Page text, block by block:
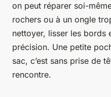
on peut réparer soi-
rochers ou à un ongle
nettoyer, lisser les bords
précision. Une petite
sac, c’est sans prise de
rencontre.